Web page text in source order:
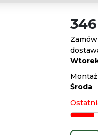
346
Środa